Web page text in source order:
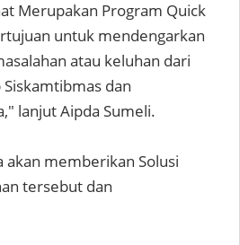
Merupakan Program Quick
untuk mendengarkan
atau keluhan dari
dan
lanjut Aipda Sumeli.
akan memberikan Solusi
tersebut dan